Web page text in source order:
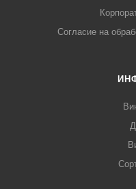
Согласие на